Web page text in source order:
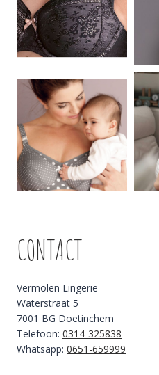
CONTACT
Vermolen Lingerie
Waterstraat 5
7001 BG Doetinchem
Telefoon: 0314-325838
Whatsapp: 0651-659999